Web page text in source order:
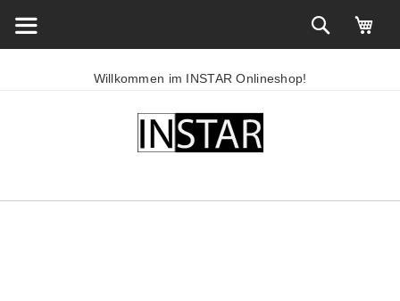
Willkommen im INSTAR Onlineshop!